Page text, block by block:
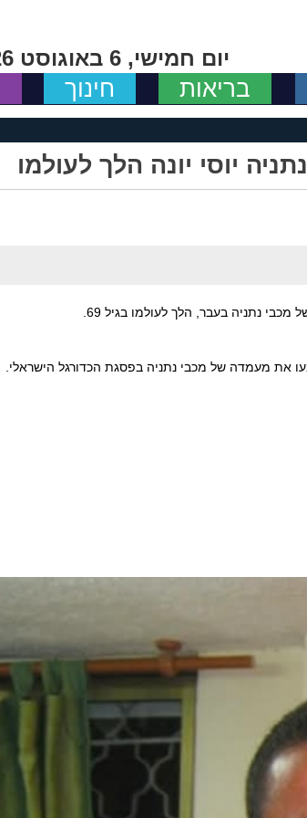
יום חמישי, 6 באוגוסט 2026
בריאות חינוך
יוסי יונה הלך לעולמו
מכבי נתניה בעבר, הלך לעולמו בגיל 69.
את מעמדה של מכבי נתניה בפסגת הכדורגל הישראלי.